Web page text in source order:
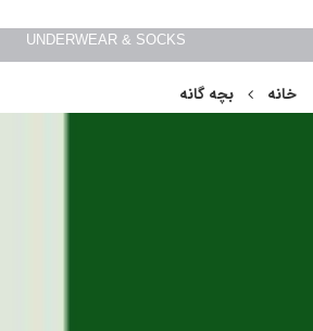
UNDERWEAR & SOCKS
خانه بچه گانه